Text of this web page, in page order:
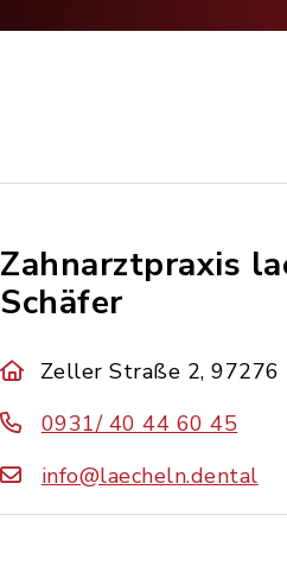
Zahnarztpraxis
Schäfer
Zeller Straße 2, 97276
0931/ 40 44 60 45
info@laecheln.dental